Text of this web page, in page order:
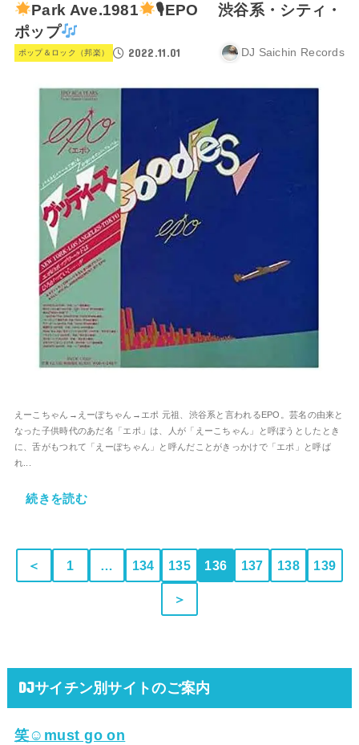
Park Ave.1981
🎙EPO 渋谷系・シティ・
ポップ
ポップ＆ロック（邦楽） 2022.11.01 DJ Saichin Records
えーこちゃん→えーぽちゃん→エポ 元祖、渋谷系と言われるEPO。芸名の由来と
なった子供時代のあだ名「エポ」は、人が「えーこちゃん」と呼ぼうとしたとき
に、舌がもつれて「えーぽちゃん」と呼んだことがきっかけで「エポ」と呼ば
れ...
続きを読む
＜ 1 … 134 135 136 137 138 139
＞
DJサイチン別サイトのご案内
笑☺must go on